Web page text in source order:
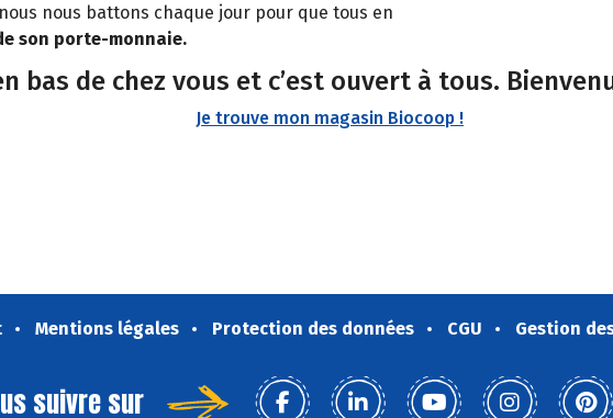
nous battons chaque jour pour que tous en
son porte-monnaie.
bas de chez vous et c’est ouvert à tous.
Je trouve mon magasin Biocoop !
Mentions légales Protection des données CGU Gestion
suivre sur